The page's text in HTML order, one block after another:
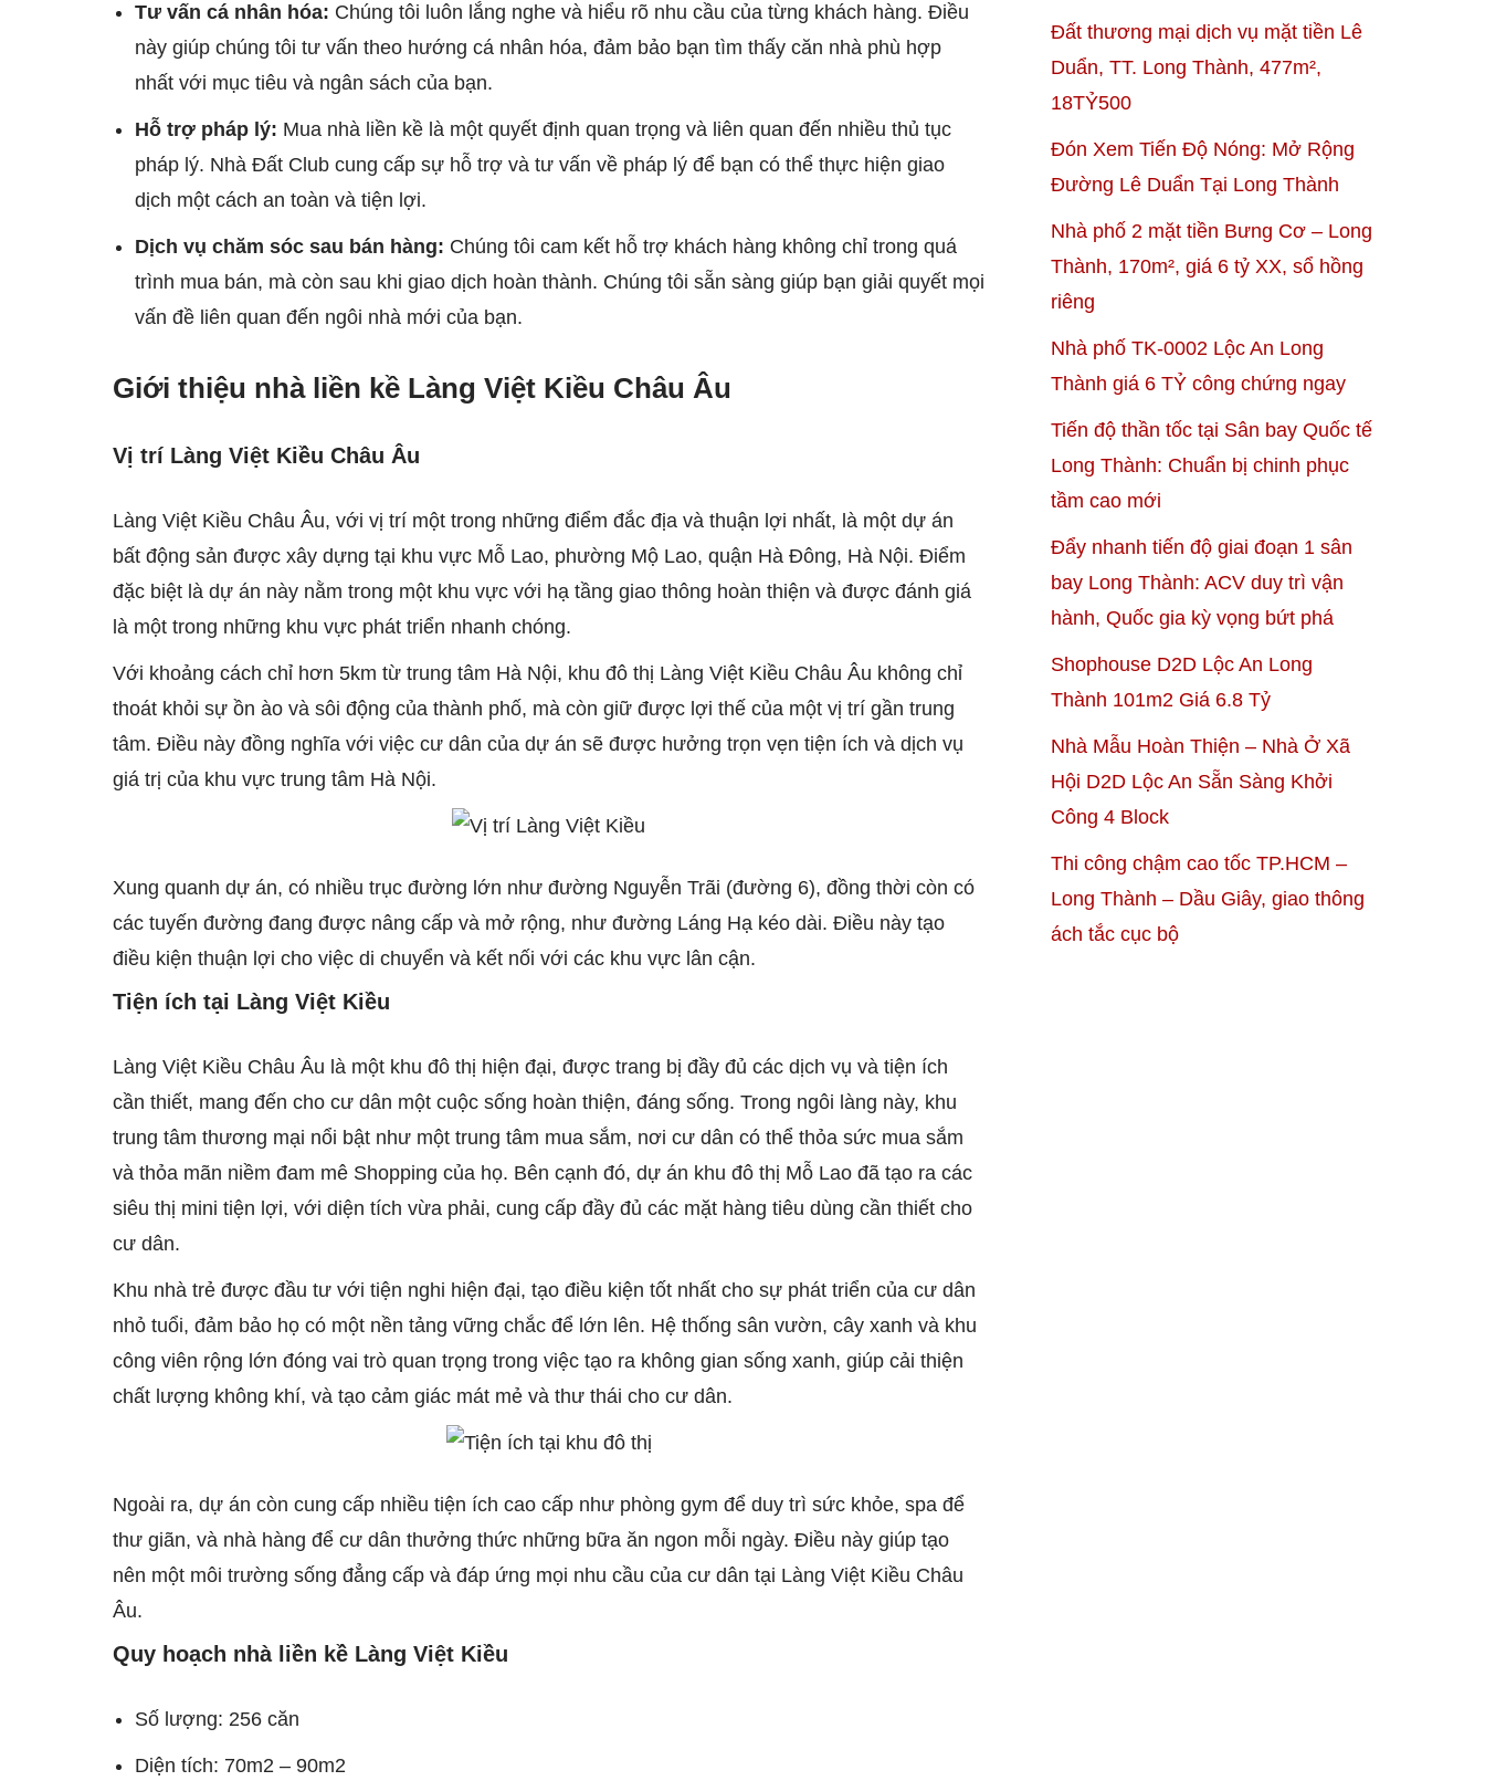
Tư vấn cá nhân hóa: Chúng tôi luôn lắng nghe và hiểu rõ nhu cầu của từng khách hàng. Điều
này giúp chúng tôi tư vấn theo hướng cá nhân hóa, đảm bảo bạn tìm thấy căn nhà phù hợp
nhất với mục tiêu và ngân sách của bạn.
Hỗ trợ pháp lý: Mua nhà liền kề là một quyết định quan trọng và liên quan đến nhiều thủ tục
pháp lý. Nhà Đất Club cung cấp sự hỗ trợ và tư vấn về pháp lý để bạn có thể thực hiện giao
dịch một cách an toàn và tiện lợi.
Dịch vụ chăm sóc sau bán hàng: Chúng tôi cam kết hỗ trợ khách hàng không chỉ trong quá
trình mua bán, mà còn sau khi giao dịch hoàn thành. Chúng tôi sẵn sàng giúp bạn giải quyết mọi
vấn đề liên quan đến ngôi nhà mới của bạn.
Giới thiệu nhà liền kề Làng Việt Kiều Châu Âu
Vị trí Làng Việt Kiều Châu Âu
Làng Việt Kiều Châu Âu, với vị trí một trong những điểm đắc địa và thuận lợi nhất, là một dự án
bất động sản được xây dựng tại khu vực Mỗ Lao, phường Mộ Lao, quận Hà Đông, Hà Nội. Điểm
đặc biệt là dự án này nằm trong một khu vực với hạ tầng giao thông hoàn thiện và được đánh giá
là một trong những khu vực phát triển nhanh chóng.
Với khoảng cách chỉ hơn 5km từ trung tâm Hà Nội, khu đô thị Làng Việt Kiều Châu Âu không chỉ
thoát khỏi sự ồn ào và sôi động của thành phố, mà còn giữ được lợi thế của một vị trí gần trung
tâm. Điều này đồng nghĩa với việc cư dân của dự án sẽ được hưởng trọn vẹn tiện ích và dịch vụ
giá trị của khu vực trung tâm Hà Nội.
Xung quanh dự án, có nhiều trục đường lớn như đường Nguyễn Trãi (đường 6), đồng thời còn có
các tuyến đường đang được nâng cấp và mở rộng, như đường Láng Hạ kéo dài. Điều này tạo
điều kiện thuận lợi cho việc di chuyển và kết nối với các khu vực lân cận.
Tiện ích tại Làng Việt Kiều
Làng Việt Kiều Châu Âu là một khu đô thị hiện đại, được trang bị đầy đủ các dịch vụ và tiện ích
cần thiết, mang đến cho cư dân một cuộc sống hoàn thiện, đáng sống. Trong ngôi làng này, khu
trung tâm thương mại nổi bật như một trung tâm mua sắm, nơi cư dân có thể thỏa sức mua sắm
và thỏa mãn niềm đam mê Shopping của họ. Bên cạnh đó, dự án khu đô thị Mỗ Lao đã tạo ra các
siêu thị mini tiện lợi, với diện tích vừa phải, cung cấp đầy đủ các mặt hàng tiêu dùng cần thiết cho
cư dân.
Khu nhà trẻ được đầu tư với tiện nghi hiện đại, tạo điều kiện tốt nhất cho sự phát triển của cư dân
nhỏ tuổi, đảm bảo họ có một nền tảng vững chắc để lớn lên. Hệ thống sân vườn, cây xanh và khu
công viên rộng lớn đóng vai trò quan trọng trong việc tạo ra không gian sống xanh, giúp cải thiện
chất lượng không khí, và tạo cảm giác mát mẻ và thư thái cho cư dân.
Ngoài ra, dự án còn cung cấp nhiều tiện ích cao cấp như phòng gym để duy trì sức khỏe, spa để
thư giãn, và nhà hàng để cư dân thưởng thức những bữa ăn ngon mỗi ngày. Điều này giúp tạo
nên một môi trường sống đẳng cấp và đáp ứng mọi nhu cầu của cư dân tại Làng Việt Kiều Châu
Âu.
Quy hoạch nhà liền kề Làng Việt Kiều
Số lượng: 256 căn
Diện tích: 70m2 – 90m2
Đất thương mại dịch vụ mặt tiền Lê
Duẩn, TT. Long Thành, 477m²,
18TỶ500
Đón Xem Tiến Độ Nóng: Mở Rộng
Đường Lê Duẩn Tại Long Thành
Nhà phố 2 mặt tiền Bưng Cơ – Long
Thành, 170m², giá 6 tỷ XX, sổ hồng
riêng
Nhà phố TK-0002 Lộc An Long
Thành giá 6 TỶ công chứng ngay
Tiến độ thần tốc tại Sân bay Quốc tế
Long Thành: Chuẩn bị chinh phục
tầm cao mới
Đẩy nhanh tiến độ giai đoạn 1 sân
bay Long Thành: ACV duy trì vận
hành, Quốc gia kỳ vọng bứt phá
Shophouse D2D Lộc An Long
Thành 101m2 Giá 6.8 Tỷ
Nhà Mẫu Hoàn Thiện – Nhà Ở Xã
Hội D2D Lộc An Sẵn Sàng Khởi
Công 4 Block
Thi công chậm cao tốc TP.HCM –
Long Thành – Dầu Giây, giao thông
ách tắc cục bộ